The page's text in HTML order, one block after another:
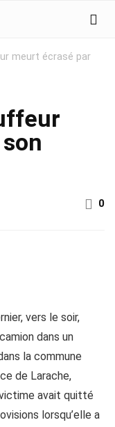
meurt écrasé par
0
vers le soir,
dans un
la commune
de Larache,
victime avait quitté
lorsqu’elle a